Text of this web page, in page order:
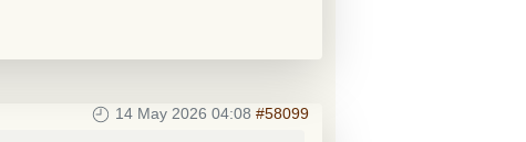
14 May 2026 04:08 #58099